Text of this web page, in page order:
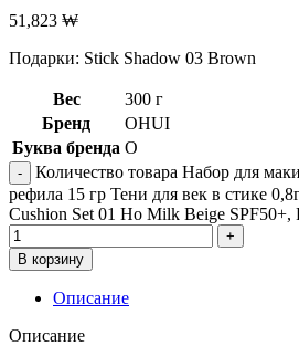
51,823 ₩
Подарки: Stick Shadow 03 Brown
Вес
300 г
Бренд
OHUI
Буква бренда O
Количество товара Набор для
рефила 15 гр Тени для век в стике
Cushion Set 01 Ho Milk Beige SPF50+,
В корзину
Описание
Описание